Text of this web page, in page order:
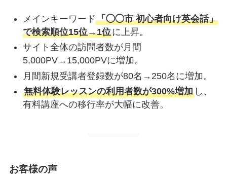
メインキーワード「◯◯市 初心者向け英会話」
で検索順位15位→1位に上昇。
サイト全体の訪問者数が月間
5,000PV→15,000PVに増加。
月間新規受講者登録数が80名→250名に増加。
無料体験レッスンの利用者数が300%増加し、
有料講座への移行率が大幅に改善。
お客様の声